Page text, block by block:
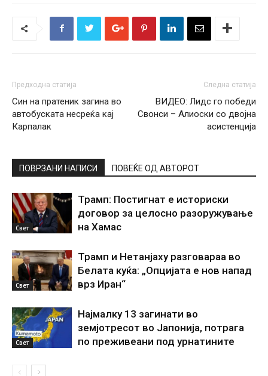
Предходна статија
Син на пратеник загина во
автобуската несреќа кај
Карпалак
Следна статија
ВИДЕО: Лидс го победи
Свонси – Алиоски со двојна
асистенција
ПОВРЗАНИ НАПИСИ ПОВЕЌЕ ОД АВТОРОТ
Свет
Трамп: Постигнат е историски
договор за целосно разоружување
на Хамас
Свет
Трамп и Нетанјаху разговараа во
Белата куќа: „Опцијата е нов напад
врз Иран“
Свет
Најмалку 13 загинати во
земјотресот во Јапонија, потрага
по преживеани под урнатините